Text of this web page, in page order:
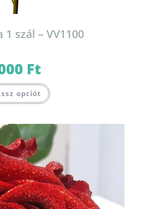
szál – VV1100
Ft
opciót